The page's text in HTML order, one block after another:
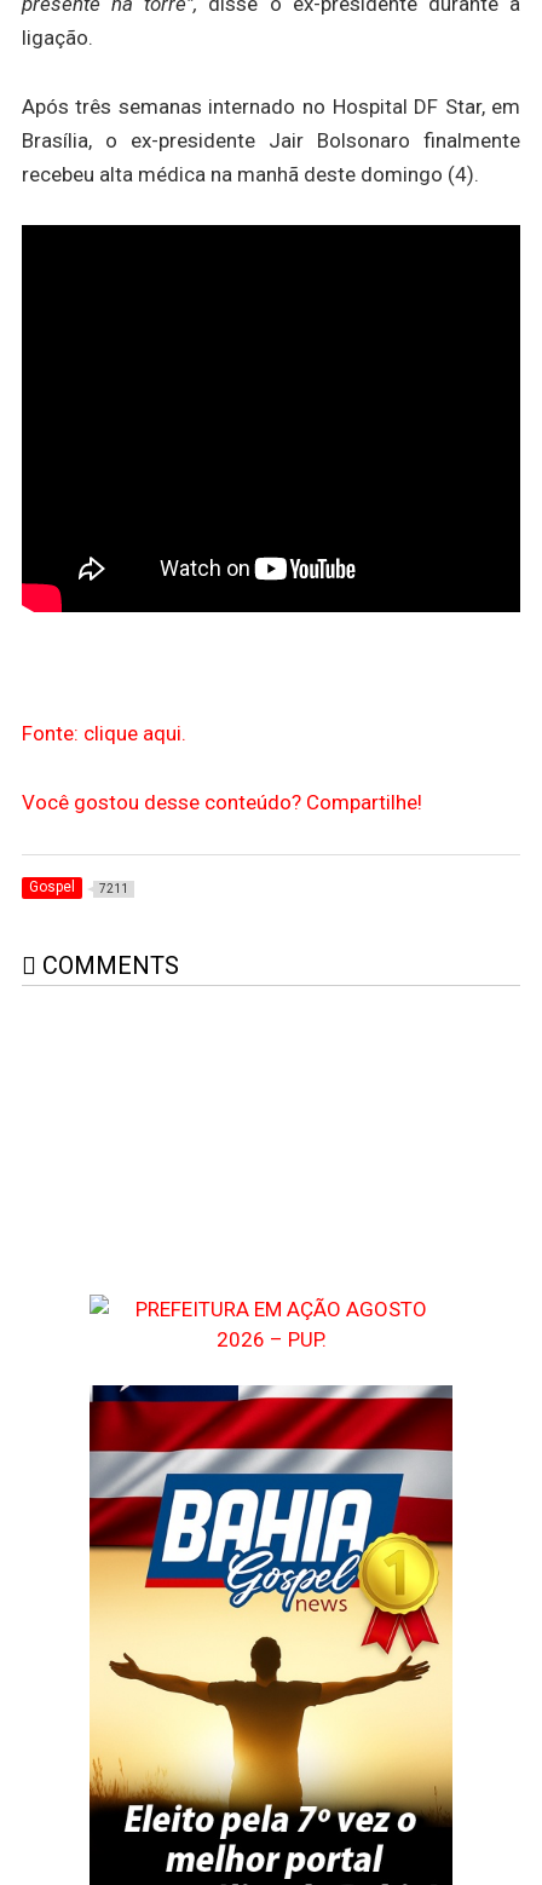
ligação.
Após três semanas internado no Hospital DF Star, em
Brasília, o ex-presidente Jair Bolsonaro finalmente
recebeu alta médica na manhã deste domingo (4).
Fonte: clique aqui.
Você gostou desse conteúdo? Compartilhe!
Gospel 7211
COMMENTS